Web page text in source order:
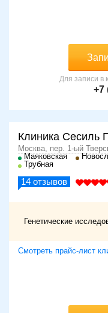
Для записи в
+7
Клиника Сесиль
Москва, пер. 1-ый
Маяковская
Трубная
14 отзывов
Генетические
Смотреть прайс-лист